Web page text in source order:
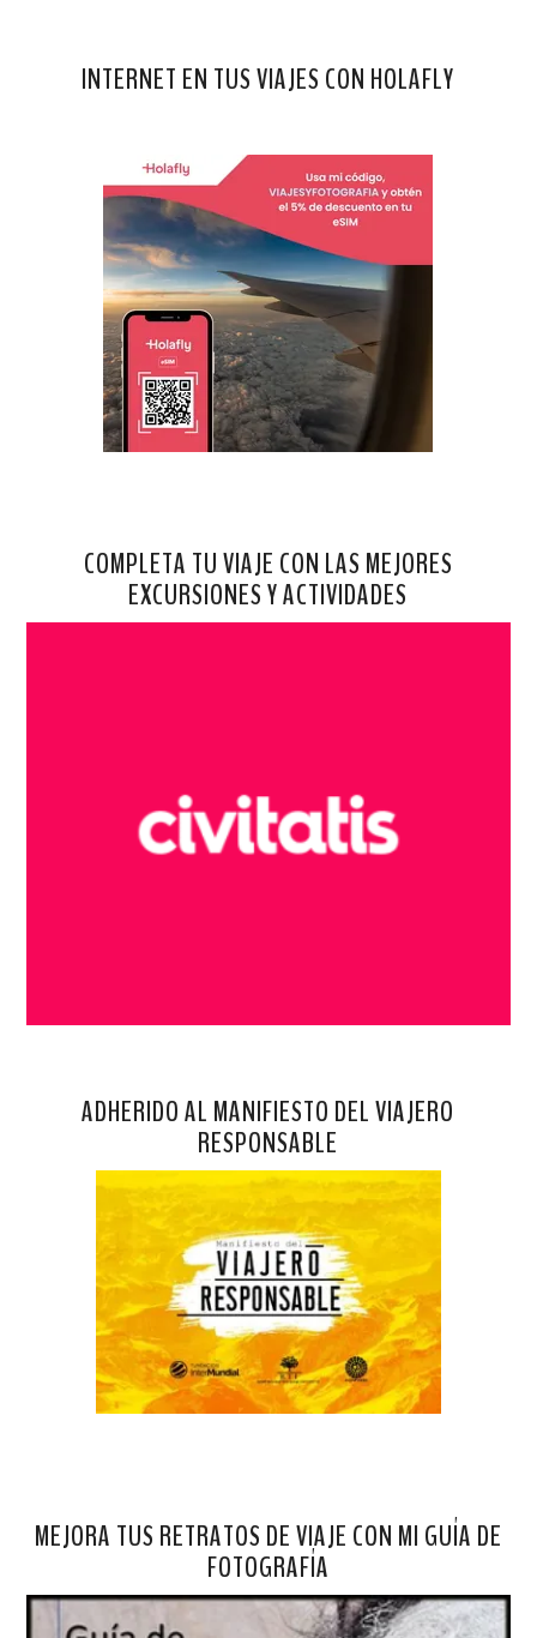
INTERNET EN TUS VIAJES CON HOLAFLY
COMPLETA TU VIAJE CON LAS MEJORES
EXCURSIONES Y ACTIVIDADES
ADHERIDO AL MANIFIESTO DEL VIAJERO
RESPONSABLE
MEJORA TUS RETRATOS DE VIAJE CON MI GUÍA DE
FOTOGRAFÍA